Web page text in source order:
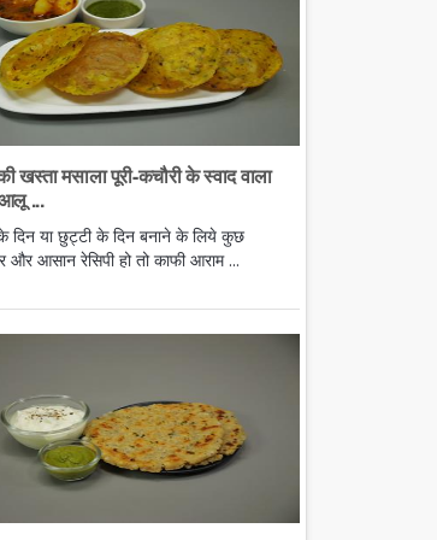
खस्ता मसाला पूरी-कचौरी के स्वाद वाला
आलू ...
के दिन या छुट्टी के दिन बनाने के लिये कुछ
और आसान रेसिपी हो तो काफी आराम ...